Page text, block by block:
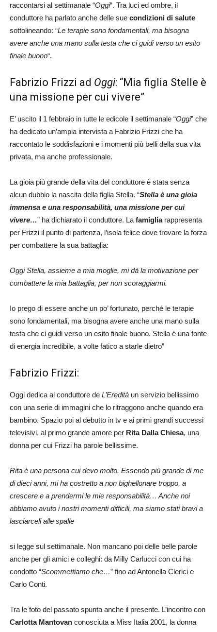
raccontarsi al settimanale “Oggi“. Tra luci ed ombre, il
conduttore ha parlato anche delle sue condizioni di salute
sottolineando: “Le terapie sono fondamentali, ma bisogna
avere anche una mano sulla testa che ci guidi verso un esito
finale buono“.
Fabrizio Frizzi ad Oggi: “Mia figlia Stelle è
una missione per cui vivere”
E’ uscito il 1 febbraio in tutte le edicole il settimanale “Oggi” che
ha dedicato un’ampia intervista a Fabrizio Frizzi che ha
raccontato le soddisfazioni e i momenti più belli della sua vita
privata, ma anche professionale.
La gioia più grande della vita del conduttore è stata senza
alcun dubbio la nascita della figlia Stella. “Stella è una gioia
immensa e una responsabilità, una missione per cui
vivere…” ha dichiarato il conduttore. La famigliarappresenta
per Frizzi il punto di partenza, l’isola felice dove trovare la forza
per combattere la sua battaglia:
Oggi Stella, assieme a mia moglie, mi dà la motivazione per
combattere la mia battaglia, per non scoraggiarmi.
Io prego di essere anche un po’ fortunato, perché le terapie
sono fondamentali, ma bisogna avere anche una mano sulla
testa che ci guidi verso un esito finale buono. Stella è una fonte
di energia incredibile, a volte fatico a starle dietro”
Fabrizio Frizzi:
Oggi dedica al conduttore de L’Eredità un servizio bellissimo
con una serie di immagini che lo ritraggono anche quando era
bambino. Spazio poi al debutto in tv e ai primi grandi successi
televisivi, al primo grande amore per Rita Dalla Chiesa, una
donna per cui Frizzi ha parole bellissime.
Rita è una persona cui devo molto. Essendo più grande di me
di dieci anni, mi ha costretto a non bighellonare troppo, a
crescere e a prendermi le mie responsabilità… Anche noi
abbiamo avuto i nostri momenti difficili, ma siamo stati bravi a
lasciarceli alle spalle
si legge sul settimanale. Non mancano poi delle belle parole
anche per gli amici e colleghi: da Milly Carlucci con cui ha
condotto “Scommettiamo che…” fino ad Antonella Clerici e
Carlo Conti.
Tra le foto del passato spunta anche il presente. L’incontro con
Carlotta Mantovan conosciuta a Miss Italia 2001, la donna